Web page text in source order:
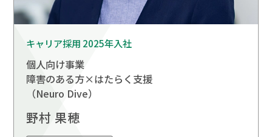
キャリア採用 2025年入社
個人向け事業
障害のある方×はたらく支援
（Neuro Dive）
野村 果穂